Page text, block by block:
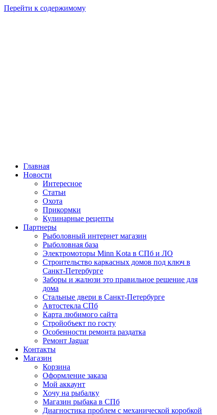
Перейти к содержимому
Главная
Новости
Интересное
Статьи
Охота
Прикормки
Кулинарные рецепты
Партнеры
Рыболовный интернет магазин
Рыболовная база
Электромоторы Minn Kota в СПб и ЛО
Строительство каркасных домов под ключ в
Санкт-Петербурге
Заборы и жалюзи это правильное решение для
дома
Стальные двери в Санкт-Петербурге
Автостекла СПб
Карта любимого сайта
Стройобъект по госту
Особенности ремонта раздатка
Ремонт Jaguar
Контакты
Магазин
Корзина
Оформление заказа
Мой аккаунт
Хочу на рыбалку
Магазин рыбака в СПб
Диагностика проблем с механической коробкой